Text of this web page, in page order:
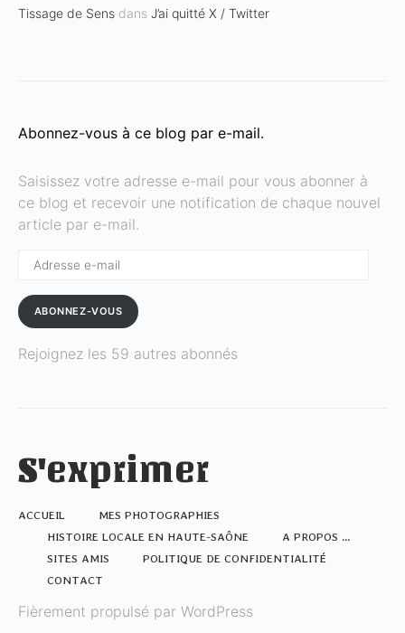
Tissage de Sens dans J’ai quitté X / Twitter
Abonnez-vous à ce blog par e-mail.
Saisissez votre adresse e-mail pour vous abonner à
ce blog et recevoir une notification de chaque nouvel
article par e-mail.
ABONNEZ-VOUS
Rejoignez les 59 autres abonnés
S'exprimer
ACCUEIL
MES PHOTOGRAPHIES
HISTOIRE LOCALE EN HAUTE-SAÔNE
A PROPOS …
SITES AMIS
POLITIQUE DE CONFIDENTIALITÉ
CONTACT
Fièrement propulsé par WordPress